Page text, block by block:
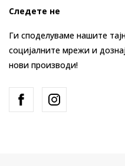
Следете не
Ги споделуваме нашите
социјалните мрежи и
нови производи!